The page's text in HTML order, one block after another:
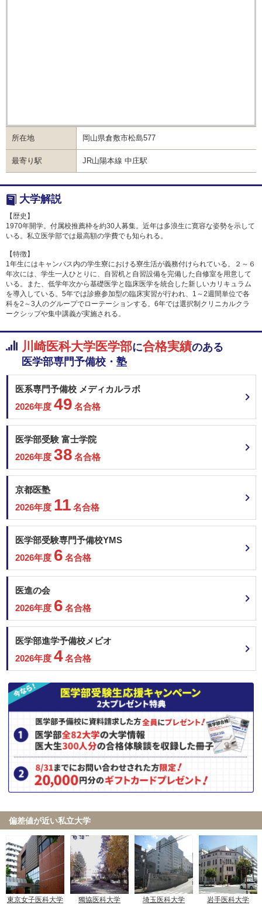
所在地 岡山県倉敷市松島577
最寄り駅 JR山陽本線 中庄駅
大学解説
【歴史】
1970年開学。付属校推薦枠を約30人募集。近年は多浪生に寛容な姿勢を示して
いる。私立医学部では最高額の学費でも知られる。
【特徴】
1年生にはキャンパス内の学生寮における寮生活が義務付けられている。２～６
年次には、学生一人ひとりに、自習机と自習設備を完備した自修室を用意して
いる。また、低学年次から基礎医学と臨床医学を統合した新しいカリキュラム
を導入している。5年では診療参加型の臨床実習が行われ、1～2週間単位で各
科を2～3人のグループでローテーションする。6年では選択制クリニカルクラ
ークシップや集中講義が実施される。
川崎医科大学医学部に合格実績のある
医学部専門予備校・塾
医系専門予備校 メディカルラボ
2026年度 49 名合格
医学部受験 富士学院
2026年度 38 名合格
京都医塾
2026年度 11 名合格
医学部受験専門予備校YMS
2026年度 6 名合格
医進の会
2026年度 6 名合格
医学部進学予備校メビオ
2026年度 4名合格
偏差値が近い私立大学
東京女子医科大学 獨協医科大学 埼玉医科大学 岩手医科大学